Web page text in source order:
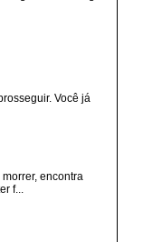
Você já
encontra
f...